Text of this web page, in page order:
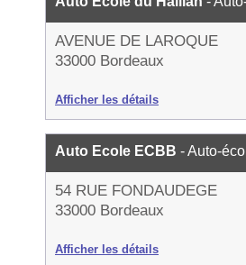
AVENUE DE LAROQUE
33000 Bordeaux
Afficher les détails
Auto Ecole ECBB - Auto-
54 RUE FONDAUDEGE
33000 Bordeaux
Afficher les détails